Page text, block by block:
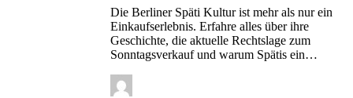
Die Berliner Späti Kultur ist mehr als nur ein
Einkaufserlebnis. Erfahre alles über ihre
Geschichte, die aktuelle Rechtslage zum
Sonntagsverkauf und warum Spätis ein…